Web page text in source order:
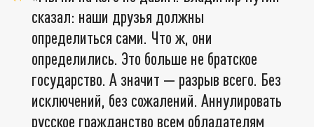
сказал: наши друзья должны
определиться сами. Что ж, они
определились. Это больше не братское
государство. А значит — разрыв всего. Без
исключений, без сожалений. Аннулировать
русское гражданство всем обладателям